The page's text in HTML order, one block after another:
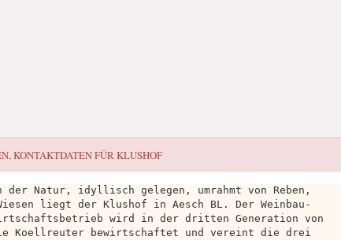
KONTAKTDATEN FÜRKLUSHOF
Natur, idyllisch gelegen, umrahmt von Reben,
liegt der Klushof in Aesch BL. Der Weinbau-
wird in der dritten Generation von
Koellreuter bewirtschaftet und vereint die drei